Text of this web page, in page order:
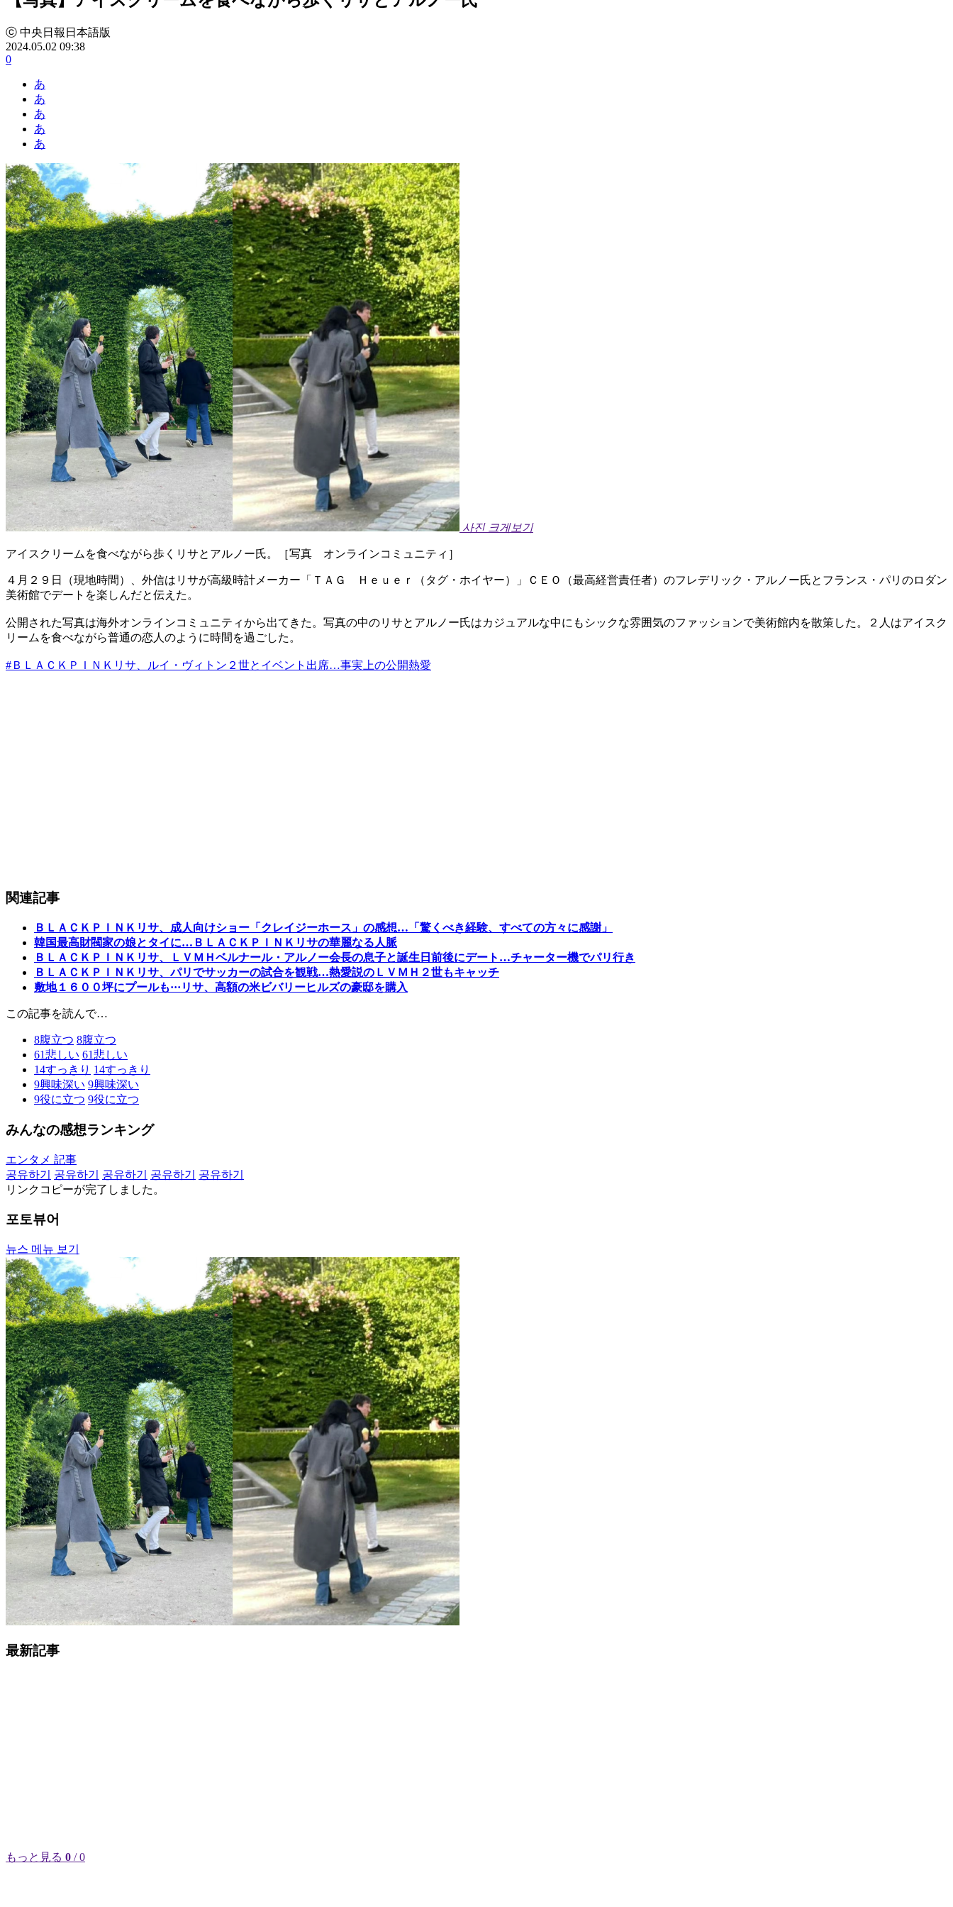
ⓒ 中央日報日本語版
2024.05.02 09:38
0
あ
あ
あ
あ
あ
사진 크게보기
アイスクリームを食べながら歩くリサとアルノー氏。［写真 オンラインコミュニティ］
４月２９日（現地時間）、外信はリサが高級時計メーカー「ＴＡＧ Ｈｅｕｅｒ（タグ・ホイヤー）」ＣＥＯ（最高経営責任者）のフレデリック・アルノー氏とフランス・パリのロダン
美術館でデートを楽しんだと伝えた。
公開された写真は海外オンラインコミュニティから出てきた。写真の中のリサとアルノー氏はカジュアルな中にもシックな雰囲気のファッションで美術館内を散策した。２人はアイスク
リームを食べながら普通の恋人のように時間を過ごした。
#ＢＬＡＣＫＰＩＮＫリサ、ルイ・ヴィトン２世とイベント出席…事実上の公開熱愛
関連記事
ＢＬＡＣＫＰＩＮＫリサ、成人向けショー「クレイジーホース」の感想…「驚くべき経験、すべての方々に感謝」
韓国最高財閥家の娘とタイに…ＢＬＡＣＫＰＩＮＫリサの華麗なる人脈
ＢＬＡＣＫＰＩＮＫリサ、ＬＶＭＨベルナール・アルノー会長の息子と誕生日前後にデート…チャーター機でパリ行き
ＢＬＡＣＫＰＩＮＫリサ、パリでサッカーの試合を観戦…熱愛説のＬＶＭＨ２世もキャッチ
敷地１６００坪にプールも···リサ、高額の米ビバリーヒルズの豪邸を購入
この記事を読んで…
8腹立つ 8腹立つ
61悲しい 61悲しい
14すっきり 14すっきり
9興味深い 9興味深い
9役に立つ 9役に立つ
みんなの感想ランキング
エンタメ 記事
공유하기
공유하기 공유하기 공유하기
공유하기
リンクコピーが完了しました。
포토뷰어
뉴스 메뉴 보기
最新記事
もっと見る 0 / 0